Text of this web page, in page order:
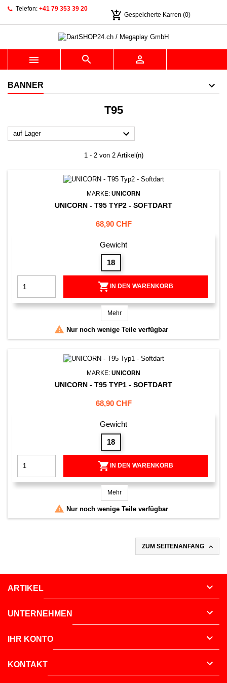
Telefon: +41 79 353 39 20
add_shopping_cart Gespeicherte Karren (0)
  
BANNER
T95
auf Lager 
1 - 2 von 2 Artikel(n)
MARKE: UNICORN
UNICORN - T95 TYP2 - SOFTDART
Preis
68,90 CHF
Gewicht
18
 IN DEN WARENKORB
Mehr
 Nur noch wenige Teile verfügbar
MARKE: UNICORN
UNICORN - T95 TYP1 - SOFTDART
Preis
68,90 CHF
Gewicht
18
 IN DEN WARENKORB
Mehr
 Nur noch wenige Teile verfügbar
ZUM SEITENANFANG 
ARTIKEL 
UNTERNEHMEN 
IHR KONTO 
KONTAKT 